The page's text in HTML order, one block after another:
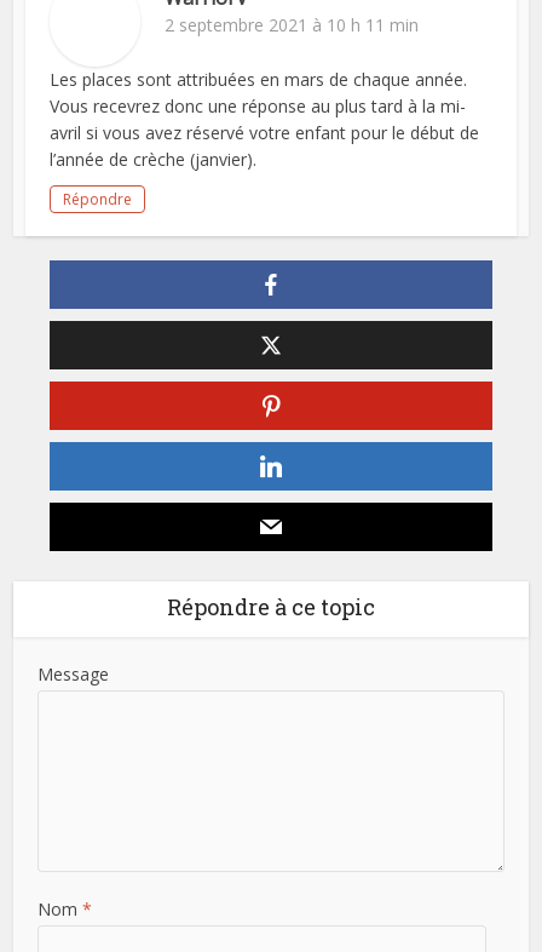
2 septembre 2021 à 10 h 11 min
Les places sont attribuées en mars de chaque année.
Vous recevrez donc une réponse au plus tard à la mi-
avril si vous avez réservé votre enfant pour le début de
l’année de crèche (janvier).
Répondre
Répondre à ce topic
Message
Nom*